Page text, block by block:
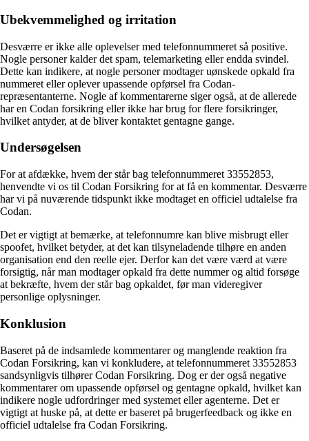
Ubekvemmelighed og irritation
Desværre er ikke alle oplevelser med telefonnummeret så positive.
Nogle personer kalder det spam, telemarketing eller endda svindel.
Dette kan indikere, at nogle personer modtager uønskede opkald fra
nummeret eller oplever upassende opførsel fra Codan-
repræsentanterne. Nogle af kommentarerne siger også, at de allerede
har en Codan forsikring eller ikke har brug for flere forsikringer,
hvilket antyder, at de bliver kontaktet gentagne gange.
Undersøgelsen
For at afdække, hvem der står bag telefonnummeret 33552853,
henvendte vi os til Codan Forsikring for at få en kommentar. Desværre
har vi på nuværende tidspunkt ikke modtaget en officiel udtalelse fra
Codan.
Det er vigtigt at bemærke, at telefonnumre kan blive misbrugt eller
spoofet, hvilket betyder, at det kan tilsyneladende tilhøre en anden
organisation end den reelle ejer. Derfor kan det være værd at være
forsigtig, når man modtager opkald fra dette nummer og altid forsøge
at bekræfte, hvem der står bag opkaldet, før man videregiver
personlige oplysninger.
Konklusion
Baseret på de indsamlede kommentarer og manglende reaktion fra
Codan Forsikring, kan vi konkludere, at telefonnummeret 33552853
sandsynligvis tilhører Codan Forsikring. Dog er der også negative
kommentarer om upassende opførsel og gentagne opkald, hvilket kan
indikere nogle udfordringer med systemet eller agenterne. Det er
vigtigt at huske på, at dette er baseret på brugerfeedback og ikke en
officiel udtalelse fra Codan Forsikring.